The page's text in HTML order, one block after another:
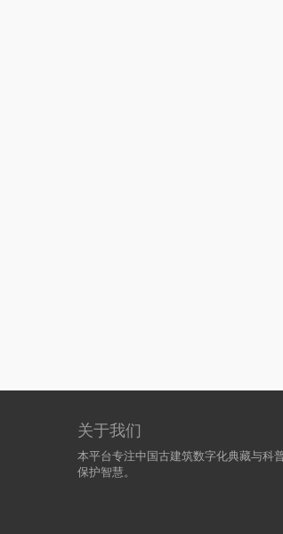
关于我们
本平台专注中国古建筑数字化典藏与科
保护智慧。